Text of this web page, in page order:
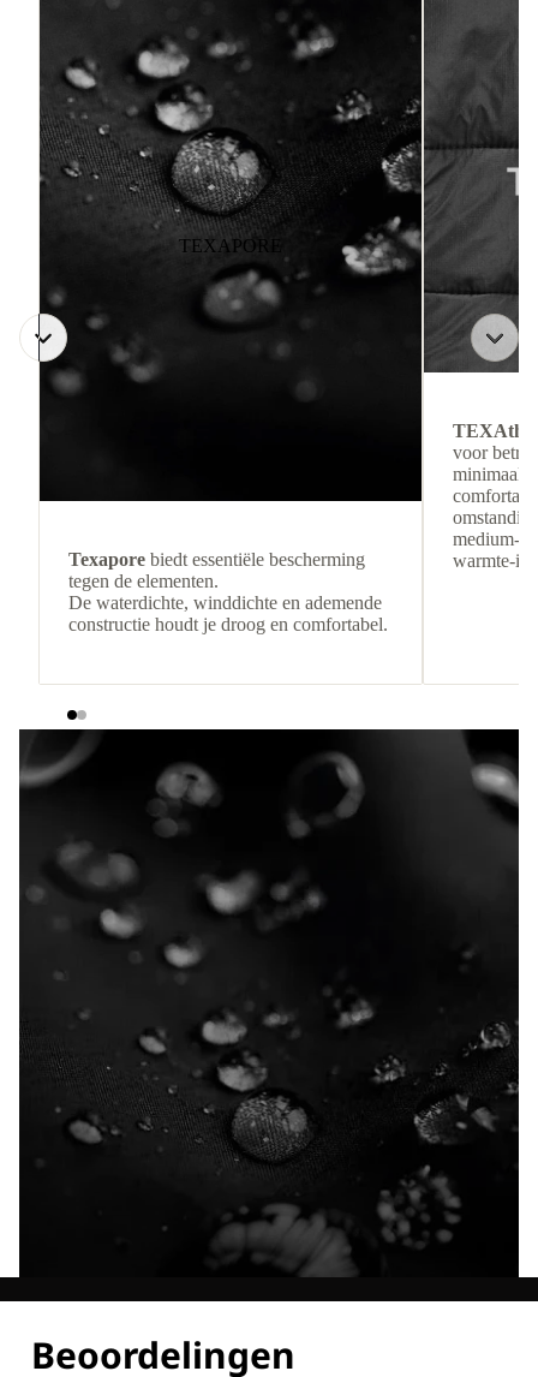
TEXAPORE
Texapore biedt essentiële bescherming
tegen de elementen.
De waterdichte, winddichte en ademende
constructie houdt je droog en comfortabel.
voor
minimaal
medium-
warmte-